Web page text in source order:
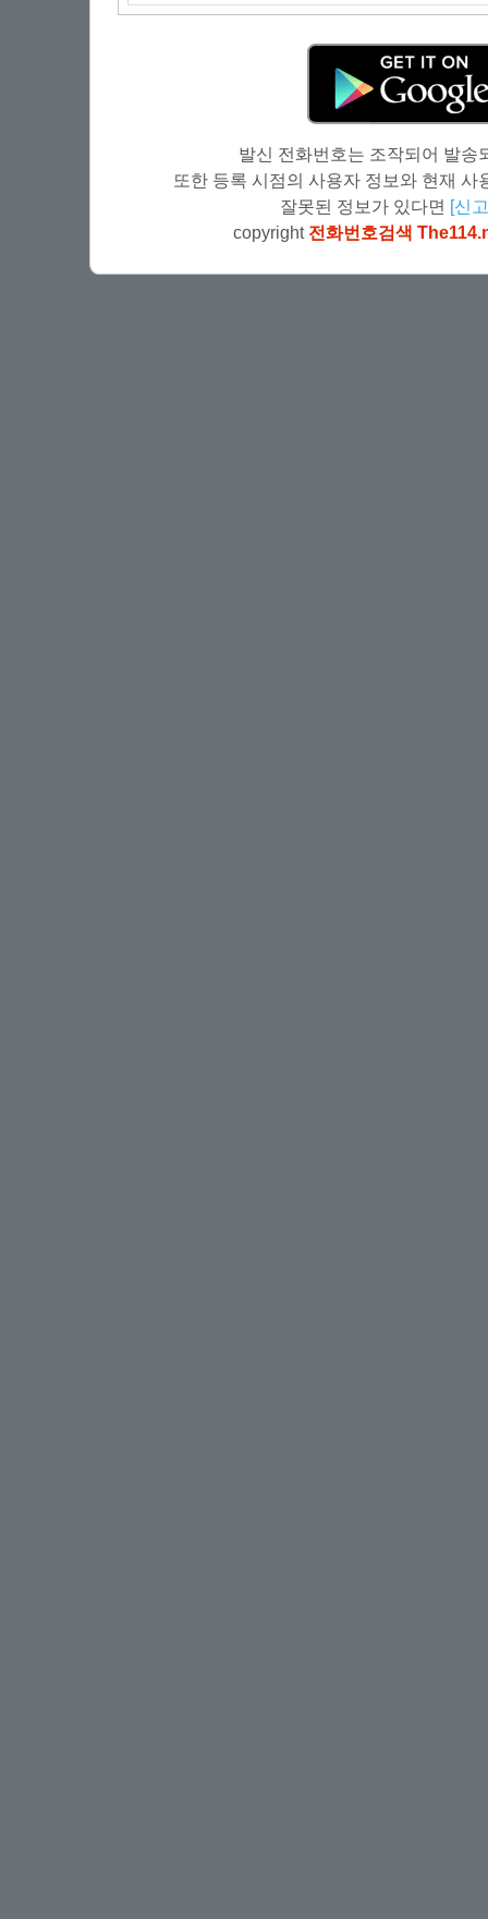
발신 전화번호는 조작되어 발송
또한 등록 시점의 사용자 정보와 현재 사
잘못된 정보가 있다면 [신
copyright 전화번호검색